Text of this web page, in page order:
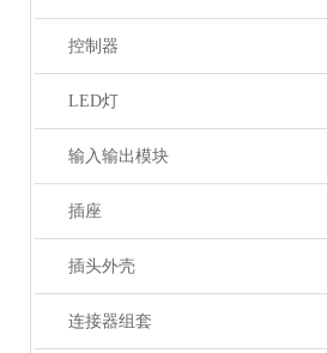
控制器
LED灯
输入输出模块
插座
插头外壳
连接器组套